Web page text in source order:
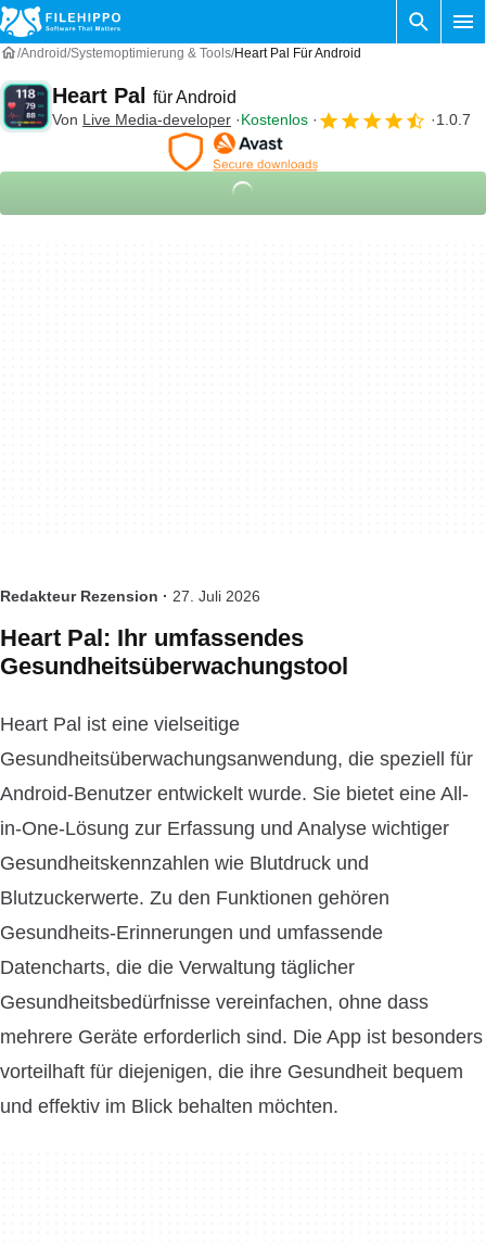
Android Systemoptimierung & Tools Heart Pal Für Android
Heart Pal für Android
Von Live Media-developer Kostenlos 1.0.7
Redakteur Rezension · 27. Juli 2026
Heart Pal: Ihr umfassendes
Gesundheitsüberwachungstool
Heart Pal ist eine vielseitige
Gesundheitsüberwachungsanwendung, die speziell für
Android-Benutzer entwickelt wurde. Sie bietet eine All-
in-One-Lösung zur Erfassung und Analyse wichtiger
Gesundheitskennzahlen wie Blutdruck und
Blutzuckerwerte. Zu den Funktionen gehören
Gesundheits-Erinnerungen und umfassende
Datencharts, die die Verwaltung täglicher
Gesundheitsbedürfnisse vereinfachen, ohne dass
mehrere Geräte erforderlich sind. Die App ist besonders
vorteilhaft für diejenigen, die ihre Gesundheit bequem
und effektiv im Blick behalten möchten.